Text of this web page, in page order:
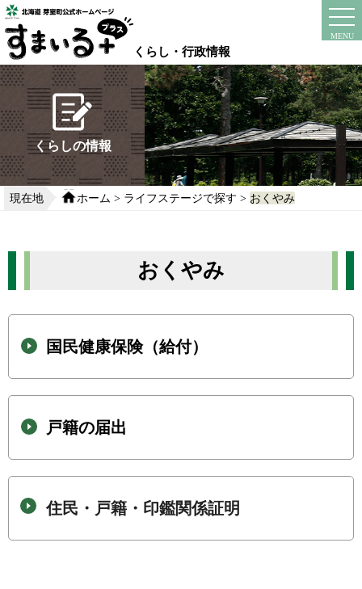
本
文
へ
移
動
る
くらし・行政情報
MENU
instagram
くらしの情報
現在地 ホーム > ライフステージで探す > おくやみ
おくやみ
国民健康保険（給付）
戸籍の届出
住民・戸籍・印鑑関係証明